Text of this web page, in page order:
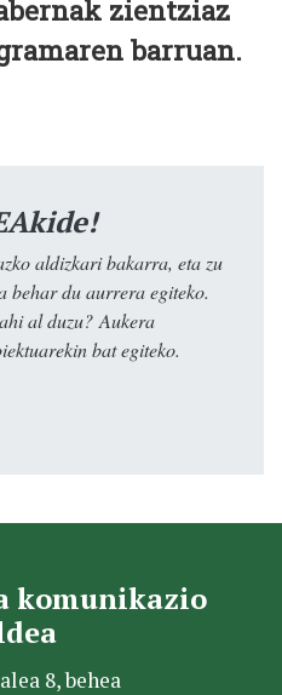
zientziaz
barruan.
aldizkari bakarra, eta zu
behar du aurrera egiteko.
al duzu? Aukera
bat egiteko.
komunikazio
8, behea